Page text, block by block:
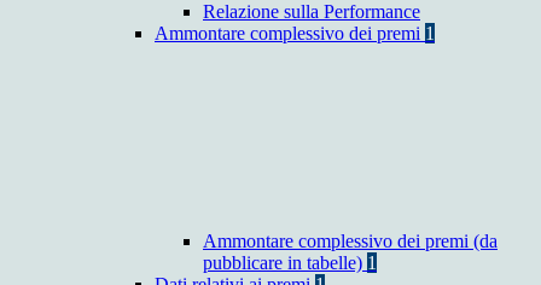
Relazione sulla Performance
Ammontare complessivo dei premi 1
Ammontare complessivo dei premi (da
pubblicare in tabelle) 1